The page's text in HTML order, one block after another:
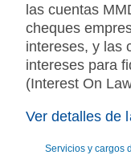
las cuentas
cheques
intereses, y las
intereses para
(Interest On
Ver detalles de
Servicios y cargos